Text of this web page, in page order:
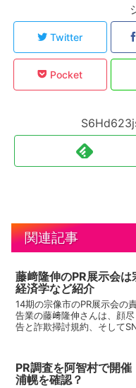
Twitter
Pocket
関連記事
藤﨑隆伸のPR展示会
経済学など紹介
14期の宗像市のPR展示会の
告業の藤﨑隆伸さんは、顔
告と詐欺掃討規約、そして
PR調査を阿智村で開
浦幌を確認？